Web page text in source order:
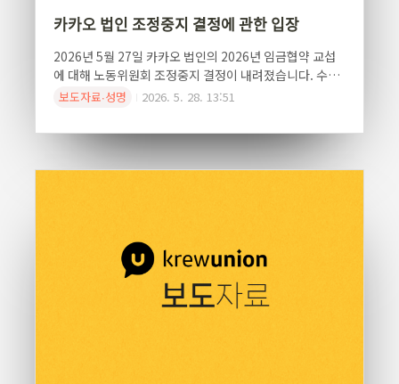
카카오 법인 조정중지 결정에 관한 입장
2026년 5월 27일 카카오 법인의 2026년 임금협약 교섭
에 대해 노동위원회 조정중지 결정이 내려졌습니다. 수개
월간 이어진 교섭 끝에 결국 조정이 중지되었다는 사실은,
원 사이의 신뢰가 얼마나 무너져 있는지를 보여주는 결과
입니다.그동안 노동조합은 단지 임금인상만을 요구하지
않았습니다. 반복되어 온 불투명한 성과보상 구조를 개선
인해 훼손된 신뢰를 회복하기 위한 최소한의 장치 역시 함
께 제안해왔습니다.그러나 회사는 교섭이 장기간 이어지
는 동안에도 책임 있는 결단보다는 수동적인 대응으로 일
보도자료∙성명 2026. 5. 28. 13:51